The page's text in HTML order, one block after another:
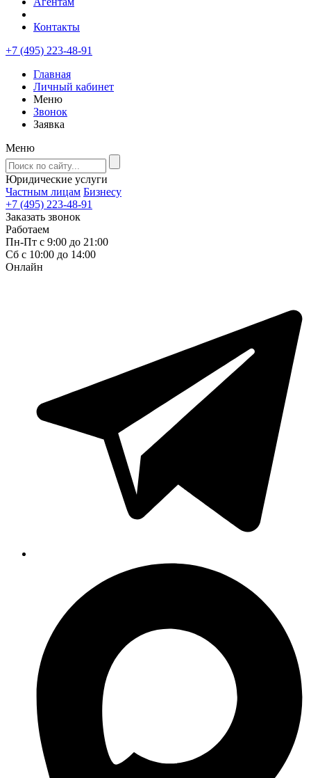
Контакты
+7 (495) 223-48-91
Главная
Личный кабинет
Меню
Звонок
Заявка
Меню
Юридические услуги
Частным лицам Бизнесу
+7 (495) 223-48-91
Заказать звонок
Работаем
Пн-Пт с 9:00 до 21:00
Сб с 10:00 до 14:00
Онлайн